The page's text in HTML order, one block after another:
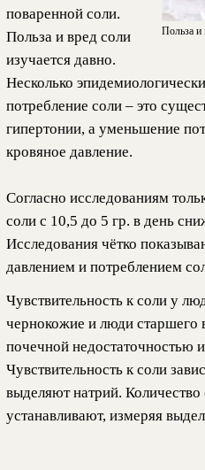
Польза и
поваренной соли.
Польза и вред соли
изучается давно.
Несколько
потребление соли – это
гипертонии, а уменьшение
кровяное давление.
Согласно исследованиям
соли с 10,5 до 5 гр. в день
Исследования чётко
давлением и потреблением
Чувствительность к соли у
чернокожие и люди старшего
почечной недостаточностью
Чувствительность к соли
выделяют натрий.
устанавливают, измеряя